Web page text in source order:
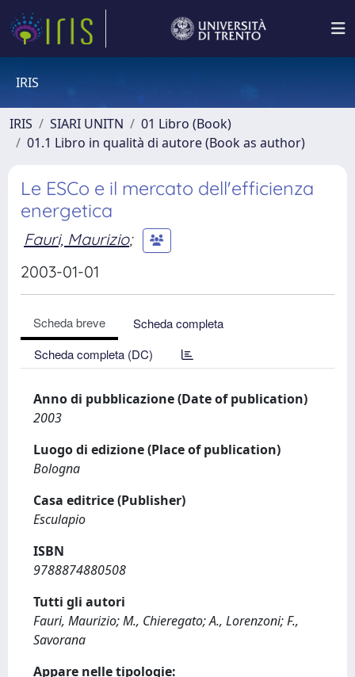
IRIS
IRIS SIARI UNITN
01 Libro (Book)
01.1 Libro in qualità di autore (Book as author)
Le ESCo e il mercato dell'efficienza
energetica
Fauri, Maurizio;
2003-01-01
Scheda breve
Scheda completa
Scheda completa (DC)
Anno di pubblicazione (Date of publication)
2003
Luogo di edizione (Place of publication)
Bologna
Casa editrice (Publisher)
Esculapio
ISBN
9788874880508
Tutti gli autori
Fauri, Maurizio; M., Chieregato; A., Lorenzoni; F.,
Savorana
Appare nelle tipologie: